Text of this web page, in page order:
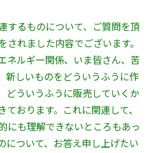
するものについて、ご質問を頂
されました内容でございます。
ネルギー関係、いま皆さん、苦
新しいものをどういうふうに作
どういうふうに販売していくか
おります。これに関連して、
にも理解できないところもあっ
について、お答え申し上げたい